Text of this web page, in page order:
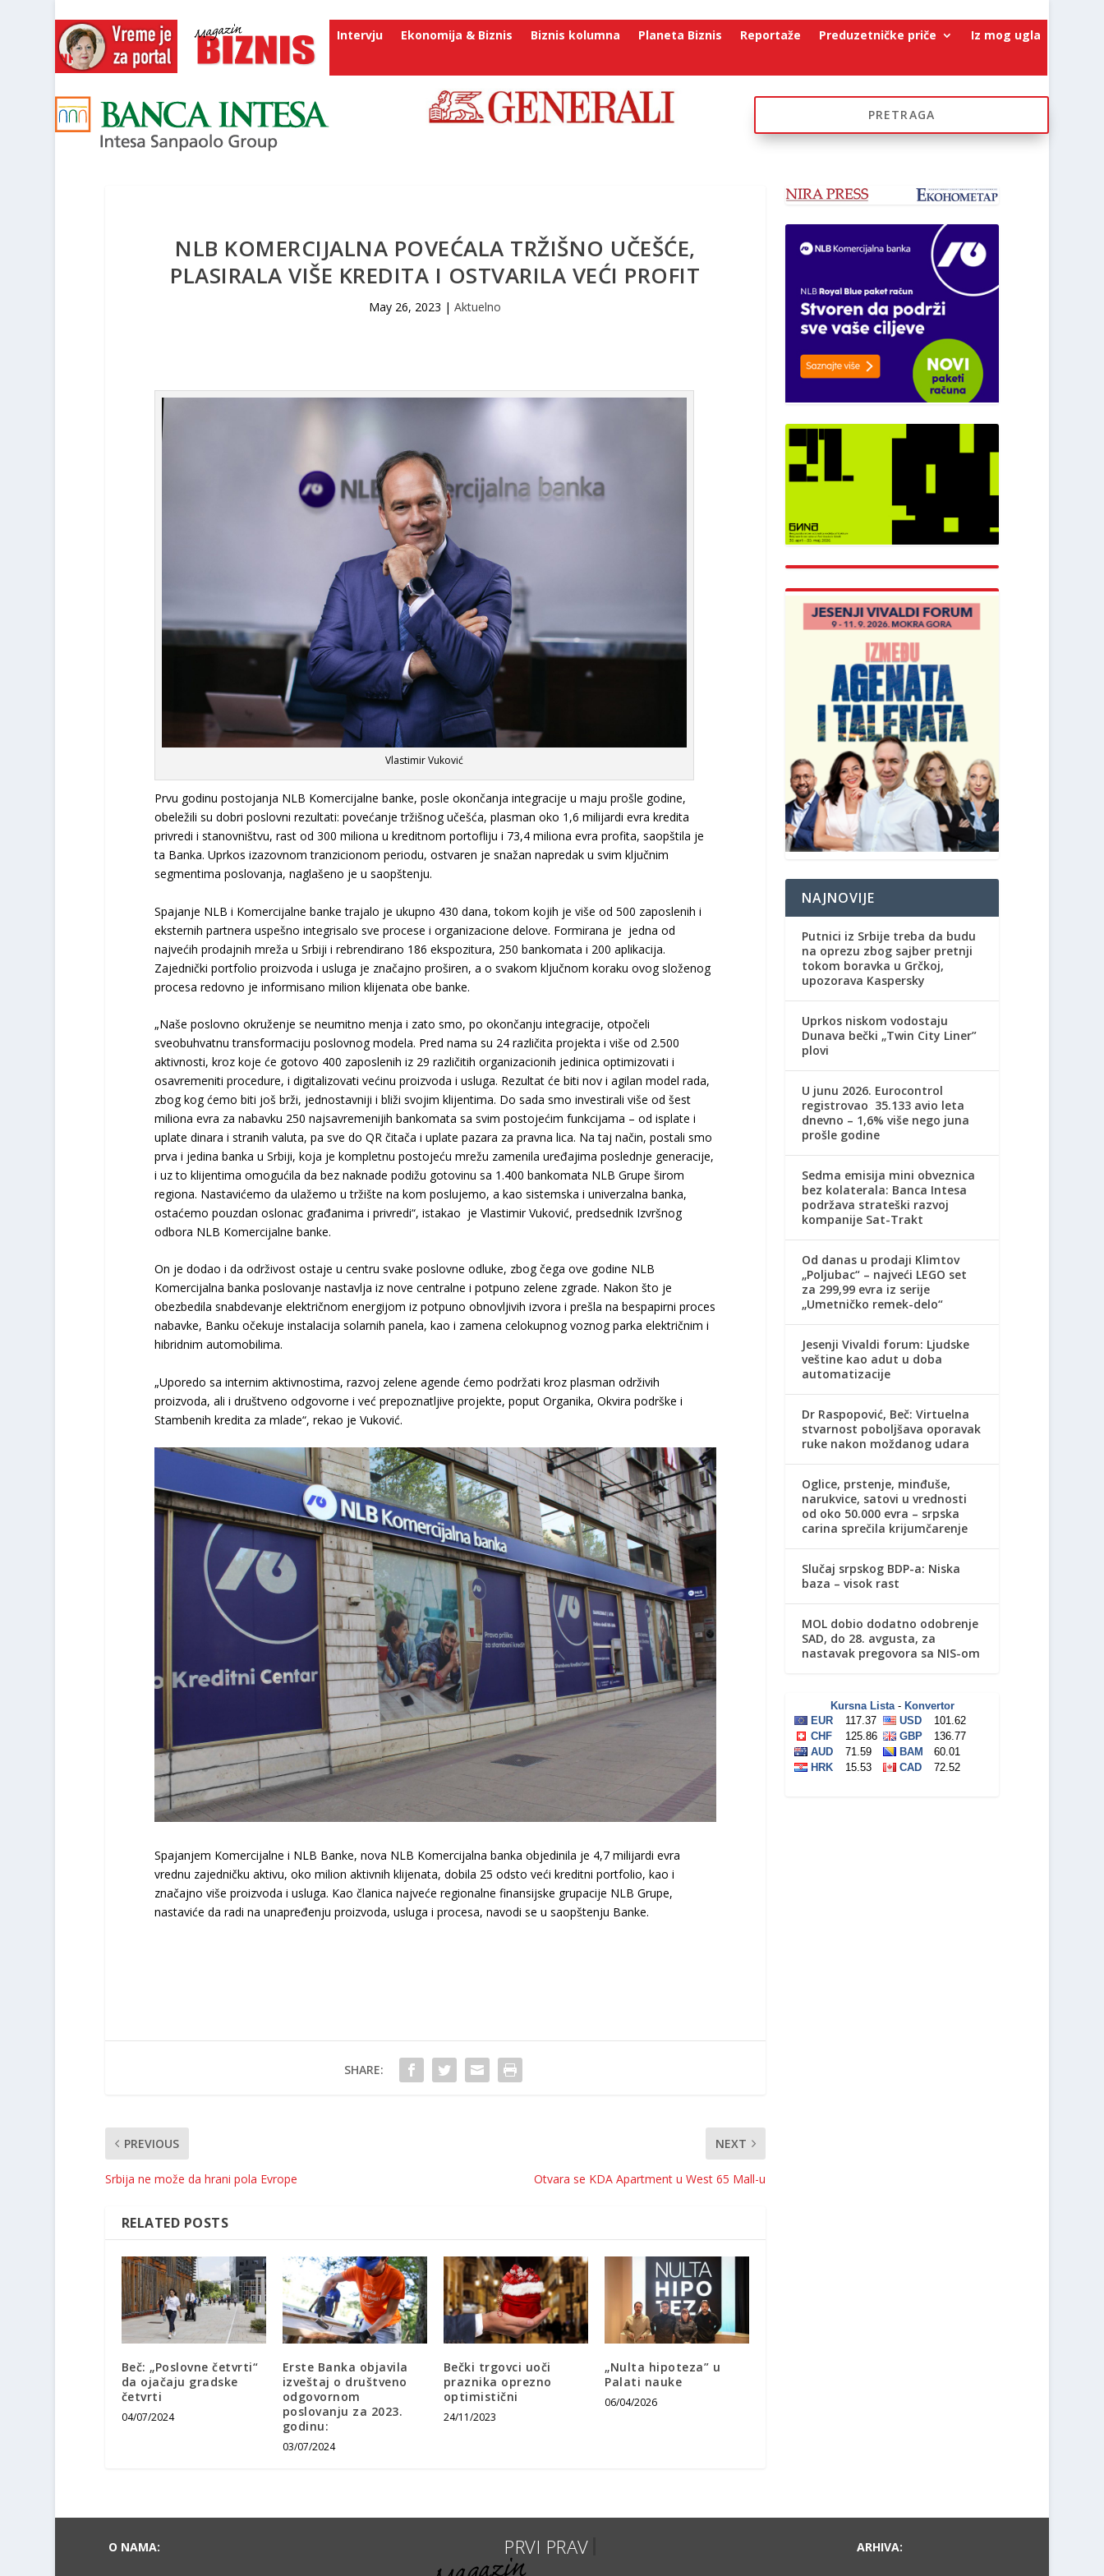
Intervju Ekonomija & Biznis Biznis kolumna Planeta Biznis Reportaže Preduzetničke priče Iz mog ugla
NLB KOMERCIJALNA POVEĆALA TRŽIŠNO UČEŠĆE,
PLASIRALA VIŠE KREDITA I OSTVARILA VEĆI PROFIT
May 26, 2023 |Aktuelno
Vlastimir Vuković
Prvu godinu postojanja NLB Komercijalne banke, posle okončanja integracije u maju prošle godine,
obeležili su dobri poslovni rezultati: povećanje tržišnog učešća, plasman oko 1,6 milijardi evra kredita
privredi i stanovništvu, rast od 300 miliona u kreditnom portofliju i 73,4 miliona evra profita, saopštila je
ta Banka. Uprkos izazovnom tranzicionom periodu, ostvaren je snažan napredak u svim ključnim
segmentima poslovanja, naglašeno je u saopštenju.
Spajanje NLB i Komercijalne banke trajalo je ukupno 430 dana, tokom kojih je više od 500 zaposlenih i
eksternih partnera uspešno integrisalo sve procese i organizacione delove. Formirana je jedna od
najvećih prodajnih mreža u Srbiji i rebrendirano 186 ekspozitura, 250 bankomata i 200 aplikacija.
Zajednički portfolio proizvoda i usluga je značajno proširen, a o svakom ključnom koraku ovog složenog
procesa redovno je informisano milion klijenata obe banke.
„Naše poslovno okruženje se neumitno menja i zato smo, po okončanju integracije, otpočeli
sveobuhvatnu transformaciju poslovnog modela. Pred nama su 24 različita projekta i više od 2.500
aktivnosti, kroz koje će gotovo 400 zaposlenih iz 29 različitih organizacionih jedinica optimizovati i
osavremeniti procedure, i digitalizovati većinu proizvoda i usluga. Rezultat će biti nov i agilan model rada,
zbog kog ćemo biti još brži, jednostavniji i bliži svojim klijentima. Do sada smo investirali više od šest
miliona evra za nabavku 250 najsavremenijih bankomata sa svim postojećim funkcijama – od isplate i
uplate dinara i stranih valuta, pa sve do QR čitača i uplate pazara za pravna lica. Na taj način, postali smo
prva i jedina banka u Srbiji, koja je kompletnu postojeću mrežu zamenila uređajima poslednje generacije,
i uz to klijentima omogućila da bez naknade podižu gotovinu sa 1.400 bankomata NLB Grupe širom
regiona. Nastavićemo da ulažemo u tržište na kom poslujemo, a kao sistemska i univerzalna banka,
ostaćemo pouzdan oslonac građanima i privredi“, istakao je Vlastimir Vuković, predsednik Izvršnog
odbora NLB Komercijalne banke.
On je dodao i da održivost ostaje u centru svake poslovne odluke, zbog čega ove godine NLB
Komercijalna banka poslovanje nastavlja iz nove centralne i potpuno zelene zgrade. Nakon što je
obezbedila snabdevanje električnom energijom iz potpuno obnovljivih izvora i prešla na bespapirni proces
nabavke, Banku očekuje instalacija solarnih panela, kao i zamena celokupnog voznog parka električnim i
hibridnim automobilima.
„Uporedo sa internim aktivnostima, razvoj zelene agende ćemo podržati kroz plasman održivih
proizvoda, ali i društveno odgovorne i već prepoznatljive projekte, poput Organika, Okvira podrške i
Stambenih kredita za mlade“, rekao je Vuković.
Spajanjem Komercijalne i NLB Banke, nova NLB Komercijalna banka objedinila je 4,7 milijardi evra
vrednu zajedničku aktivu, oko milion aktivnih klijenata, dobila 25 odsto veći kreditni portfolio, kao i
značajno više proizvoda i usluga. Kao članica najveće regionalne finansijske grupacije NLB Grupe,
nastaviće da radi na unapređenju proizvoda, usluga i procesa, navodi se u saopštenju Banke.
SHARE:
PREVIOUS
Srbija ne može da hrani pola Evrope
NEXT
Otvara se KDA Apartment u West 65 Mall-u
RELATED POSTS
Beč: „Poslovne četvrti“
da ojačaju gradske
četvrti
04/07/2024
Erste Banka objavila
izveštaj o društveno
odgovornom
poslovanju za 2023.
godinu:
03/07/2024
Bečki trgovci uoči
praznika oprezno
optimistični
24/11/2023
„Nulta hipoteza” u
Palati nauke
06/04/2026
NAJNOVIJE
Putnici iz Srbije treba da budu
na oprezu zbog sajber pretnji
tokom boravka u Grčkoj,
upozorava Kaspersky
Uprkos niskom vodostaju
Dunava bečki „Twin City Liner”
plovi
U junu 2026. Eurocontrol
registrovao 35.133 avio leta
dnevno – 1,6% više nego juna
prošle godine
Sedma emisija mini obveznica
bez kolaterala: Banca Intesa
podržava strateški razvoj
kompanije Sat-Trakt
Od danas u prodaji Klimtov
„Poljubac“ – najveći LEGO set
za 299,99 evra iz serije
„Umetničko remek-delo“
Jesenji Vivaldi forum: Ljudske
veštine kao adut u doba
automatizacije
Dr Raspopović, Beč: Virtuelna
stvarnost poboljšava oporavak
ruke nakon moždanog udara
Oglice, prstenje, minđuše,
narukvice, satovi u vrednosti
od oko 50.000 evra – srpska
carina sprečila krijumčarenje
Slučaj srpskog BDP-a: Niska
baza – visok rast
MOL dobio dodatno odobrenje
SAD, do 28. avgusta, za
nastavak pregovora sa NIS-om
O NAMA: ARHIVA: